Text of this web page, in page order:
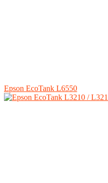
Epson EcoTank L6550